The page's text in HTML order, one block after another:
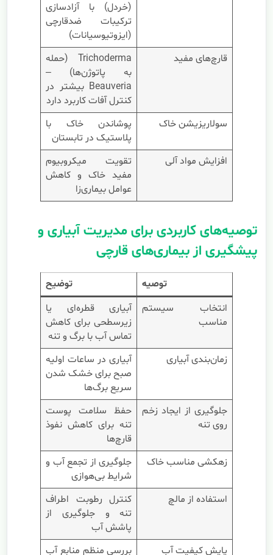
(خردل) با آزادسازی
ترکیبات ضدقارچی
(ایزوتیوسیانات)
قارچ‌های مفید
Trichoderma (حمله
به پاتوژن‌ها) –
Beauveria بیشتر در
کنترل آفات کاربرد دارد
سولاریزیشن خاک
پوشاندن خاک با
پلاستیک در تابستان
افزایش مواد آلی
تقویت میکروبیوم
مفید خاک و کاهش
عوامل بیماری‌زا
توصیه‌های کاربردی برای مدیریت آبیاری و
پیشگیری از بیماری‌های قارچی
توصیه
توضیح
انتخاب سیستم
مناسب
آبیاری قطره‌ای یا
زیرسطحی برای کاهش
تماس آب با برگ و تنه
زمان‌بندی آبیاری
آبیاری در ساعات اولیه
صبح برای خشک شدن
سریع برگ‌ها
جلوگیری از ایجاد زخم
روی تنه
حفظ سلامت پوست
تنه برای کاهش نفوذ
قارچ‌ها
زهکشی مناسب خاک
جلوگیری از تجمع آب و
شرایط بی‌هوازی
استفاده از مالچ
کنترل رطوبت اطراف
تنه و جلوگیری از
پاشش آب
پایش کیفیت آب
بررسی منظم منابع آب